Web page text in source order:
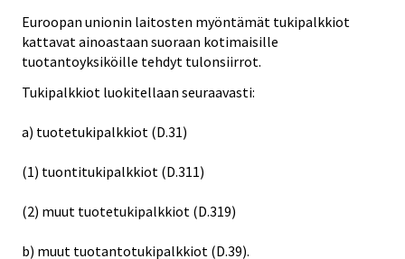
Euroopan unionin laitosten myöntämät tukipalkkiot
kattavat ainoastaan suoraan kotimaisille
tuotantoyksiköille tehdyt tulonsiirrot.
Tukipalkkiot luokitellaan seuraavasti:
a) tuotetukipalkkiot (D.31)
(1) tuontitukipalkkiot (D.311)
(2) muut tuotetukipalkkiot (D.319)
b) muut tuotantotukipalkkiot (D.39).